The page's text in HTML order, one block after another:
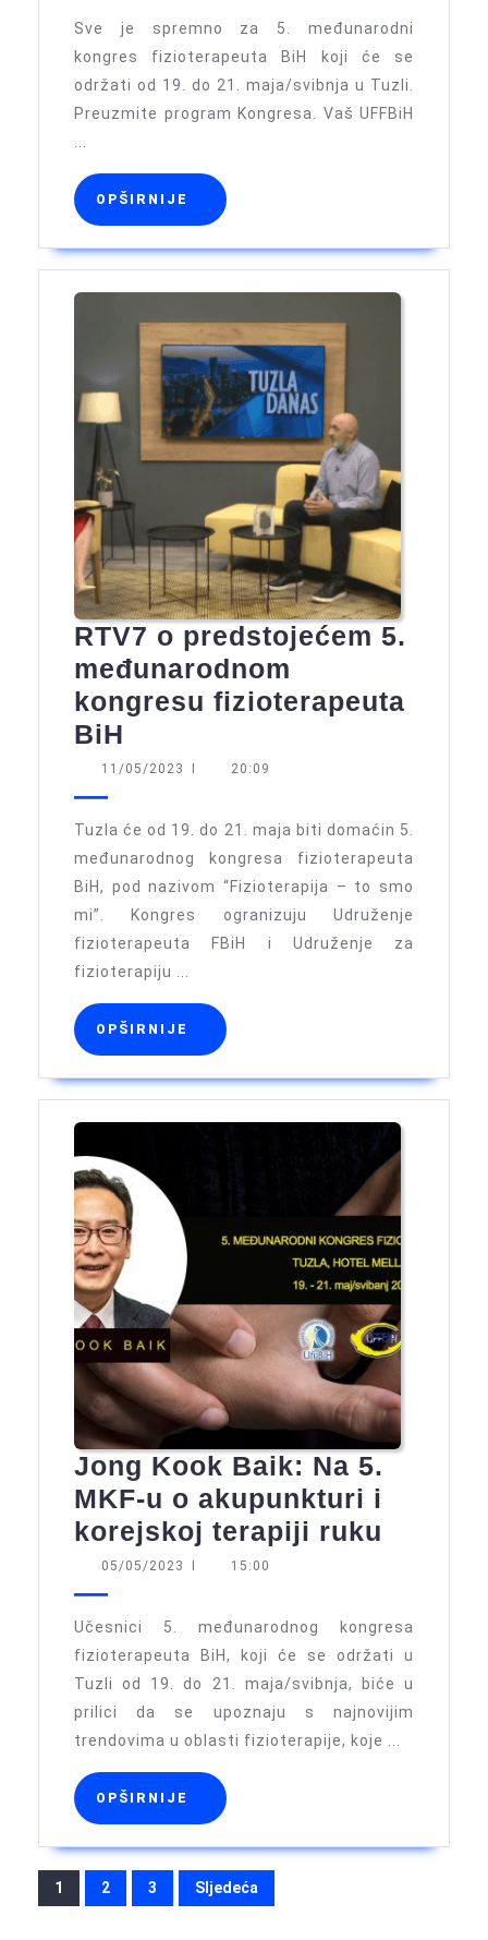
kongresa
fizioterapeuta
BiH
Sve je spremno za 5. međunarodni
kongres fizioterapeuta BiH koji će se
održati od 19. do 21. maja/svibnja u Tuzli.
Preuzmite program Kongresa. Vaš UFFBiH
OPŠIRNIJE OPŠIRNIJE
RTV7 o predstojećem 5.
međunarodnom
kongresu fizioterapeuta
BiH
o
5.
međunarodnom
kongresu
fizioterapeuta
BiH
11/05/2023 11/05/2023
I 20:09
Tuzla će od 19. do 21. maja biti domaćin 5.
međunarodnog kongresa fizioterapeuta
BiH, pod nazivom “Fizioterapija – to smo
mi”. Kongres ogranizuju Udruženje
fizioterapeuta FBiH i Udruženje za
fizioterapiju ...
OPŠIRNIJE OPŠIRNIJE
Jong Kook Baik: Na 5.
MKF-u o akupunkturi i
korejskoj terapiji ruku
Na
5.
MKF-
u
05/05/2023 05/05/2023
I 15:00
Učesnici 5. međunarodnog kongresa
fizioterapeuta BiH, koji će se održati u
Tuzli od 19. do 21. maja/svibnja, biće u
prilici da se upoznaju s najnovijim
trendovima u oblasti fizioterapije, koje ...
OPŠIRNIJE OPŠIRNIJE
Brojevi
stranica
1 2 3 Sljedeća